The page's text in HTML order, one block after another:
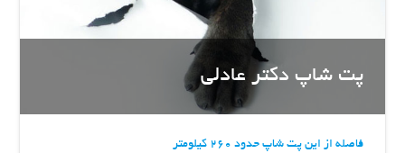
پت شاپ دکتر عادلی
فاصله از این پت شاپ حدود 260 کیلومتر